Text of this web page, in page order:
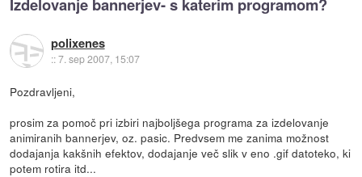
polixenes
::7. sep 2007, 15:07
Pozdravljeni,
prosim za pomoč pri izbiri najboljšega programa za izdelovanje
animiranih bannerjev, oz. pasic. Predvsem me zanima možnost
dodajanja kakšnih efektov, dodajanje več slik v eno .gif datoteko, ki
potem rotira itd...